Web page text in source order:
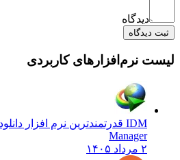
دیدگاه
ثبت دیدگاه
لیست نرم‌افزارهای کاربردی
IDM قدرتمندترین نرم افزار دانلود
Manager
۲ مرداد ۱۴۰۵